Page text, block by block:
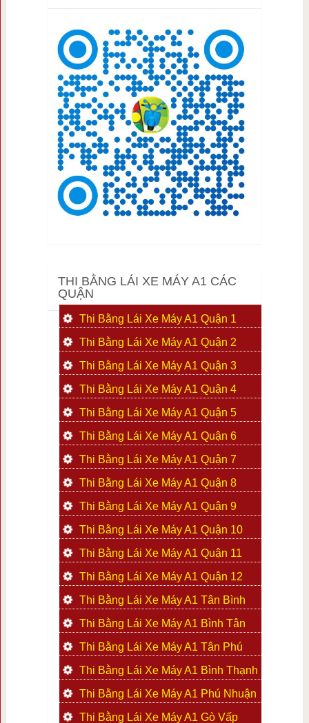
THI BẰNG LÁI XE MÁY A1 CÁC
QUẬN
Thi Bằng Lái Xe Máy A1 Quận 1
Thi Bằng Lái Xe Máy A1 Quận 2
Thi Bằng Lái Xe Máy A1 Quận 3
Thi Bằng Lái Xe Máy A1 Quận 4
Thi Bằng Lái Xe Máy A1 Quận 5
Thi Bằng Lái Xe Máy A1 Quận 6
Thi Bằng Lái Xe Máy A1 Quận 7
Thi Bằng Lái Xe Máy A1 Quận 8
Thi Bằng Lái Xe Máy A1 Quận 9
Thi Bằng Lái Xe Máy A1 Quận 10
Thi Bằng Lái Xe Máy A1 Quận 11
Thi Bằng Lái Xe Máy A1 Quận 12
Thi Bằng Lái Xe Máy A1 Tân Bình
Thi Bằng Lái Xe Máy A1 Bình Tân
Thi Bằng Lái Xe Máy A1 Tân Phú
Thi Bằng Lái Xe Máy A1 Bình Thạnh
Thi Bằng Lái Xe Máy A1 Phú Nhuận
Thi Bằng Lái Xe Máy A1 Gò Vấp